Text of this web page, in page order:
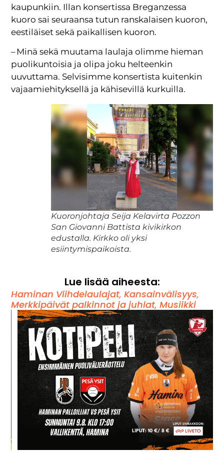
kaupunkiin. Illan konsertissa Breganzessa
kuoro sai seuraansa tutun ranskalaisen kuoron,
eestiläiset sekä paikallisen kuoron.
– Minä sekä muutama laulaja olimme hieman
puolikuntoisia ja olipa joku helteenkin
uuvuttama. Selvisimme konsertista kuitenkin
vajaamiehityksellä ja kähisevillä kurkuilla.
Kuoronjohtaja Seija Kelavirta Pozzon
San Giovanni Battista kivikirkon
edustalla. Kirkko oli yksi
esiintymispaikoista.
Lue lisää aiheesta:
Haminan Viihdelaulajat,Kansainvälisyys,
Merkkipäivät palkinnot ja juhlat,Musiikki